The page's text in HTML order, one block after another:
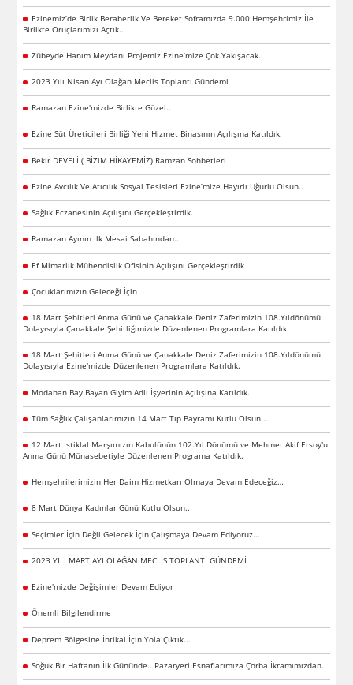
Ezinemiz’de Birlik Beraberlik Ve Bereket Soframızda 9.000 Hemşehrimiz İle
Birlikte Oruçlarımızı Açtık..
Zübeyde Hanım Meydanı Projemiz Ezine’mize Çok Yakışacak..
2023 Yılı Nisan Ayı Olağan Meclis Toplantı Gündemi
Ramazan Ezine'mizde Birlikte Güzel..
Ezine Süt Üreticileri Birliği Yeni Hizmet Binasının Açılışına Katıldık.
Bekir DEVELİ ( BİZiM HİKAYEMİZ) Ramzan Sohbetleri
Ezine Avcılık Ve Atıcılık Sosyal Tesisleri Ezine’mize Hayırlı Uğurlu Olsun..
Sağlık Eczanesinin Açılışını Gerçekleştirdik.
Ramazan Ayının İlk Mesai Sabahından..
Ef Mimarlık Mühendislik Ofisinin Açılışını Gerçekleştirdik
Çocuklarımızın Geleceği İçin
18 Mart Şehitleri Anma Günü ve Çanakkale Deniz Zaferimizin 108.Yıldönümü
Dolayısıyla Çanakkale Şehitliğimizde Düzenlenen Programlara Katıldık.
18 Mart Şehitleri Anma Günü ve Çanakkale Deniz Zaferimizin 108.Yıldönümü
Dolayısıyla Ezine'mizde Düzenlenen Programlara Katıldık.
Modahan Bay Bayan Giyim Adlı İşyerinin Açılışına Katıldık.
Tüm Sağlık Çalışanlarımızın 14 Mart Tıp Bayramı Kutlu Olsun...
12 Mart İstiklal Marşımızın Kabulünün 102.Yıl Dönümü ve Mehmet Akif Ersoy'u
Anma Günü Münasebetiyle Düzenlenen Programa Katıldık.
Hemşehrilerimizin Her Daim Hizmetkarı Olmaya Devam Edeceğiz…
8 Mart Dünya Kadınlar Günü Kutlu Olsun..
Seçimler İçin Değil Gelecek İçin Çalışmaya Devam Ediyoruz...
2023 YILI MART AYI OLAĞAN MECLİS TOPLANTI GÜNDEMİ
Ezine'mizde Değişimler Devam Ediyor
Önemli Bilgilendirme
Deprem Bölgesine İntikal İçin Yola Çıktık...
Soğuk Bir Haftanın İlk Gününde.. Pazaryeri Esnaflarımıza Çorba İkramımızdan..